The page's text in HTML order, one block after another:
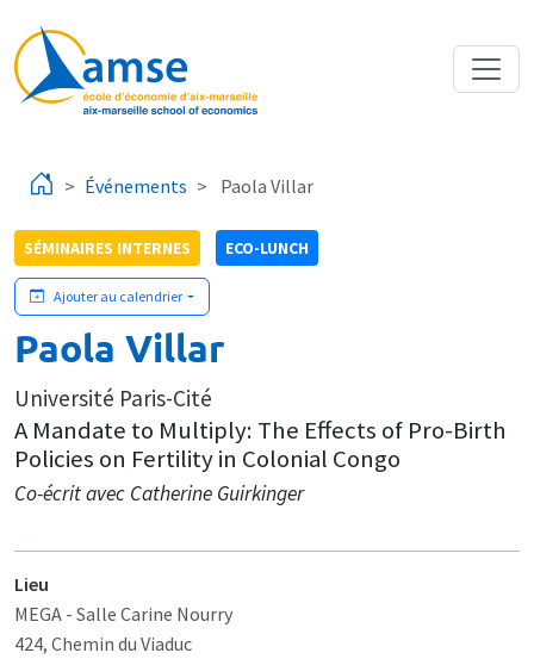
Événements Paola Villar
SÉMINAIRES INTERNES ECO-LUNCH
Ajouter au calendrier
Paola Villar
Université Paris-Cité
A Mandate to Multiply: The Effects of Pro-Birth
Policies on Fertility in Colonial Congo
Co-écrit avec Catherine Guirkinger
Lieu
MEGA - Salle Carine Nourry
424, Chemin du Viaduc